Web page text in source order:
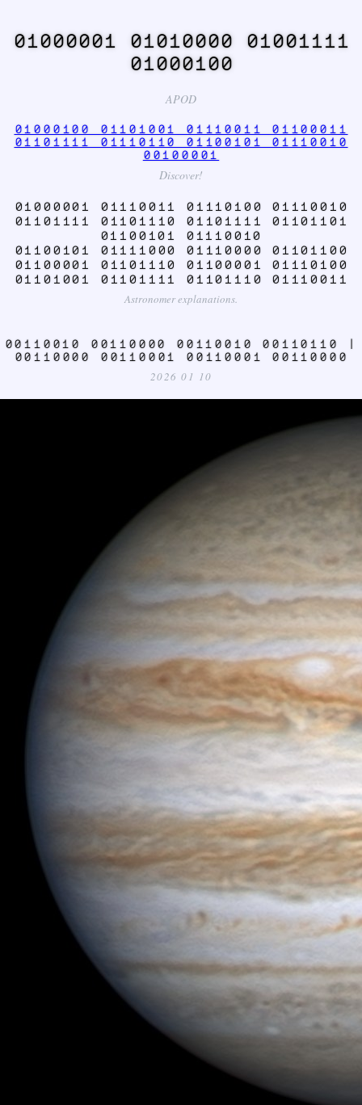
01000001 01010000 01001111
01000100
APOD
01000100 01101001 01110011 01100011
01101111 01110110 01100101 01110010
00100001
Discover!
01000001 01110011 01110100 01110010
01101111 01101110 01101111 01101101
01100101 01110010
01100101 01111000 01110000 01101100
01100001 01101110 01100001 01110100
01101001 01101111 01101110 01110011
Astronomer explanations.
00110010 00110000 00110010 00110110 |
00110000 00110001 00110001 00110000
2026 01 10